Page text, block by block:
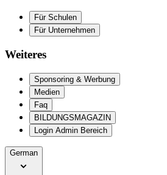
Für Schulen
Für Unternehmen
Weiteres
Sponsoring & Werbung
Medien
Faq
BILDUNGSMAGAZIN
Login Admin Bereich
German